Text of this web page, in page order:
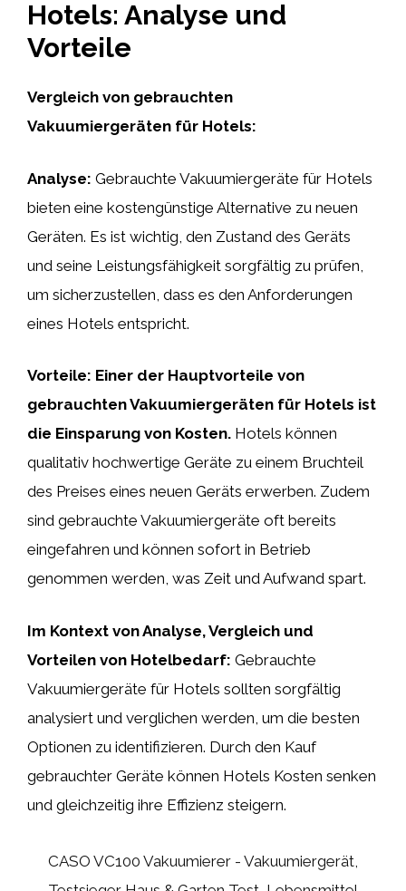
Hotels: Analyse und
Vorteile
Vergleich von gebrauchten
Vakuumiergeräten für Hotels:
Analyse: Gebrauchte Vakuumiergeräte für Hotels
bieten eine kostengünstige Alternative zu neuen
Geräten. Es ist wichtig, den Zustand des Geräts
und seine Leistungsfähigkeit sorgfältig zu prüfen,
um sicherzustellen, dass es den Anforderungen
eines Hotels entspricht.
Vorteile: Einer der Hauptvorteile von
gebrauchten Vakuumiergeräten für Hotels ist
die Einsparung von Kosten. Hotels können
qualitativ hochwertige Geräte zu einem Bruchteil
des Preises eines neuen Geräts erwerben. Zudem
sind gebrauchte Vakuumiergeräte oft bereits
eingefahren und können sofort in Betrieb
genommen werden, was Zeit und Aufwand spart.
Im Kontext von Analyse, Vergleich und
Vorteilen von Hotelbedarf: Gebrauchte
Vakuumiergeräte für Hotels sollten sorgfältig
analysiert und verglichen werden, um die besten
Optionen zu identifizieren. Durch den Kauf
gebrauchter Geräte können Hotels Kosten senken
und gleichzeitig ihre Effizienz steigern.
CASO VC100 Vakuumierer - Vakuumiergerät,